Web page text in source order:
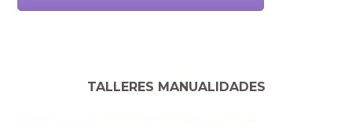
TALLERES MANUALIDADES